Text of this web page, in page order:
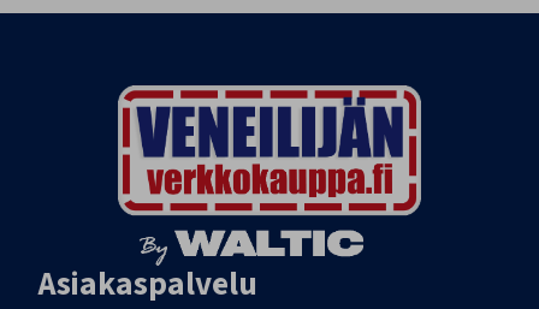
Asiakaspalvelu